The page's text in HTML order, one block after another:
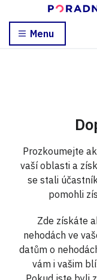
Menu
Prozkoumejte
vaší oblasti a
se stali
pomohli
Zde získáte
nehodách ve
datům o
vám i vašim